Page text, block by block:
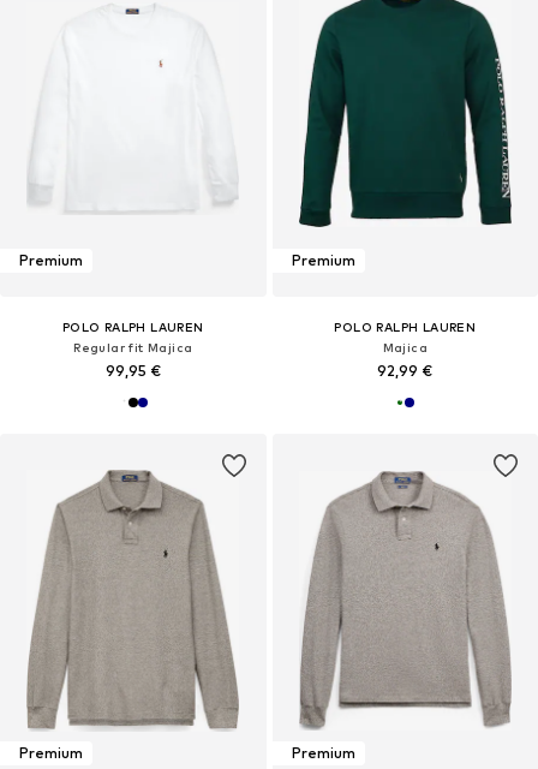
Premium
POLO RALPH LAUREN
Regular fit Majica
99,95 €
Premium
POLO RALPH LAUREN
Majica
92,99 €
Premium Premium